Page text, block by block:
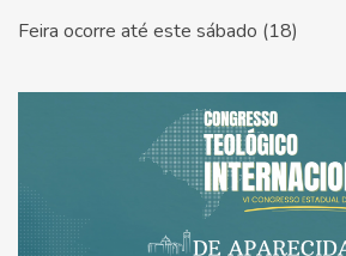
Feira ocorre até este sábado (18)